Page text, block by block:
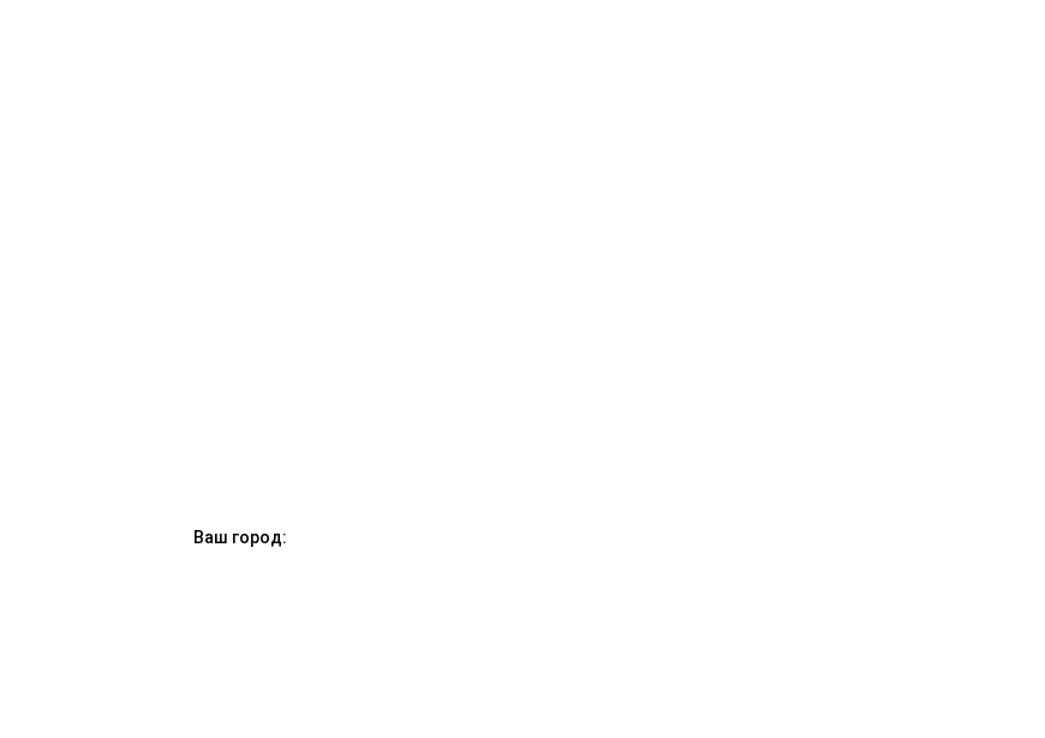
Ваш город: